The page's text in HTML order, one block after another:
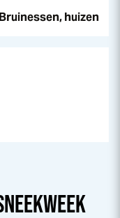
huizen
WEEK